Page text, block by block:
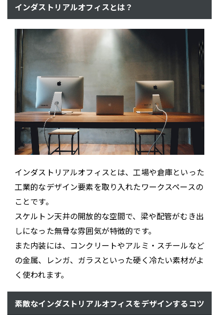
インダストリアルオフィスとは？
インダストリアルオフィスとは、工場や倉庫といった
工業的なデザイン要素を取り入れたワークスペースの
ことです。
スケルトン天井の開放的な空間で、梁や配管がむき出
しになった無骨な雰囲気が特徴的です。
また内装には、コンクリートやアルミ・スチールなど
の金属、レンガ、ガラスといった硬く冷たい素材がよ
く使われます。
素敵なインダストリアルオフィスをデザインするコツ